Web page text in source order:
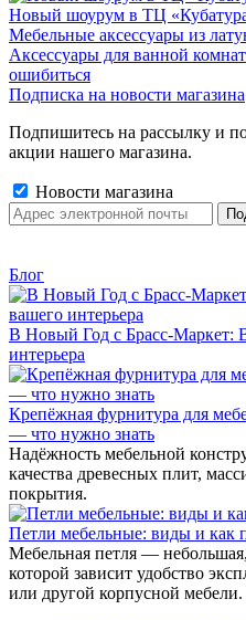
Новый шоурум в ТЦ
Мебельные аксессуары из
Аксессуары для ванной
ошибиться
Подписка на новости магазина
Подпишитесь на рассылку и
акции нашего магазина.
Новости магазина
Блог
В Новый Год с Брасс-Маркет:
интерьера
Крепёжная фурнитура для
— что нужно знать
Надёжность мебельной
качества древесных плит,
покрытия.
Петли мебельные: виды и как
Мебельная петля —
которой зависит удобство
или другой корпусной мебели.